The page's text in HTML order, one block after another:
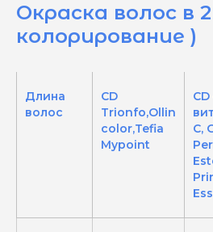
Окраска волос в
колорирование )
Длина
волос
CD
Trionfo,Ollin
color,Tefia
Mypoint
CD
C,